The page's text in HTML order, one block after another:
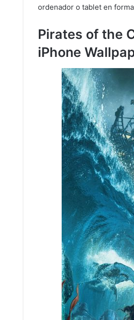
ordenador o tablet en
Pirates of the
iPhone